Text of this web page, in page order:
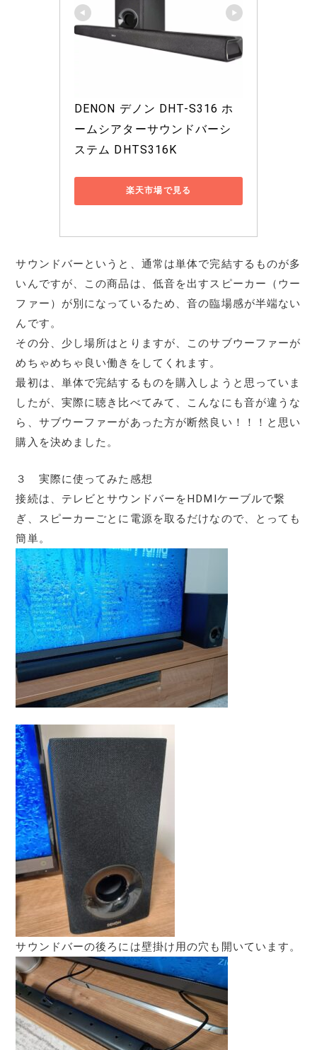
DENON デノン DHT-S316 ホ
ームシアターサウンドバーシ
ステム DHTS316K
楽天市場で見る
サウンドバーというと、通常は単体で完結するものが多
いんですが、この商品は、低音を出すスピーカー（ウー
ファー）が別になっているため、音の臨場感が半端ない
んです。
その分、少し場所はとりますが、このサブウーファーが
めちゃめちゃ良い働きをしてくれます。
最初は、単体で完結するものを購入しようと思っていま
したが、実際に聴き比べてみて、こんなにも音が違うな
ら、サブウーファーがあった方が断然良い！！！と思い
購入を決めました。
３ 実際に使ってみた感想
接続は、テレビとサウンドバーをHDMIケーブルで繋
ぎ、スピーカーごとに電源を取るだけなので、とっても
簡単。
サウンドバーの後ろには壁掛け用の穴も開いています。